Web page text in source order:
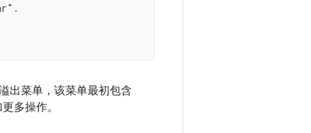
出菜单，该菜单最初包含
多操作。